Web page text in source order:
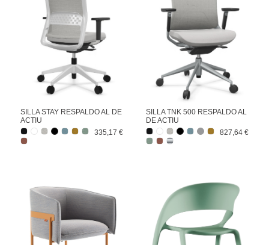
SILLA STAY RESPALDO AL DE
ACTIU
335,17 €
SILLA TNK 500 RESPALDO AL
DE ACTIU
827,64 €